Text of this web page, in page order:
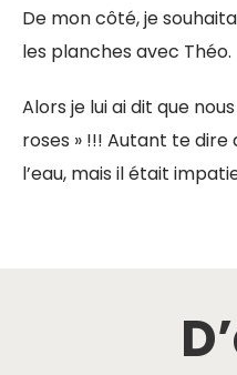
De mon côté, je
les planches avec Théo.
Alors je lui ai dit que
roses » !!! Autant te dire
l’eau, mais il était